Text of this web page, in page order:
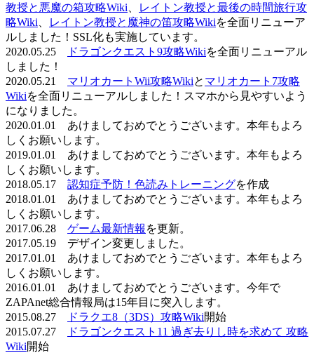
教授と悪魔の箱攻略Wiki
レイトン教授と最後の時間旅行攻
略Wiki
レイトン教授と魔神の笛攻略Wikiを全面リニューア
ルしました！SSL化も実施しています。
2020.05.25
ドラゴンクエスト9攻略Wikiを全面リニューアル
しました！
2020.05.21 マリオカートWii攻略Wikiと マリオカート7攻略
Wikiを全面リニューアルしました！スマホから見やすいよう
になりました。
2020.01.01 あけましておめでとうございます。本年もよろ
しくお願いします。
2019.01.01 あけましておめでとうございます。本年もよろ
しくお願いします。
2018.05.17 認知症予防！色読みトレーニングを作成
2018.01.01 あけましておめでとうございます。本年もよろ
しくお願いします。
2017.06.28 ゲーム最新情報 を更新。
2017.05.19 デザイン変更しました。
2017.01.01 あけましておめでとうございます。本年もよろ
しくお願いします。
2016.01.01 あけましておめでとうございます。今年で
ZAPAnet総合情報局は15年目に突入します。
2015.08.27
ドラクエ8（3DS）攻略Wiki開始
2015.07.27
ドラゴンクエスト11 過ぎ去りし時を求めて 攻略
Wiki開始